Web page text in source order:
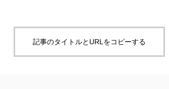
記事のタイトルとURLをコピーする